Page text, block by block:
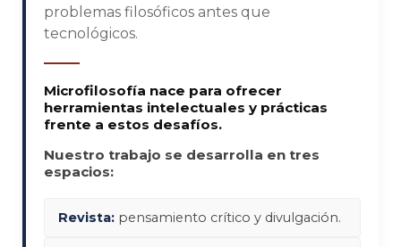
problemas filosóficos antes que
tecnológicos.
Microfilosofía nace para ofrecer
herramientas intelectuales y prácticas
frente a estos desafíos.
Nuestro trabajo se desarrolla en tres
espacios:
Revista: pensamiento crítico y divulgación.